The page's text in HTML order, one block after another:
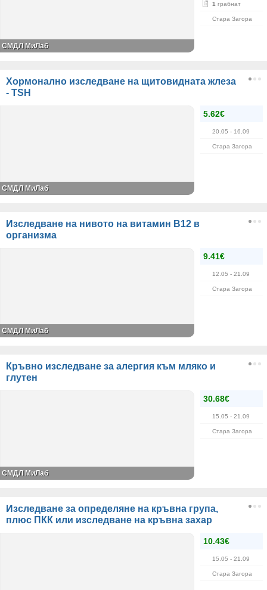
1 грабнат
Стара Загора
СМДЛ МиЛаб
Хормонално изследване на щитовидната жлеза
- TSH
5.62€
20.05 - 16.09
Стара Загора
СМДЛ МиЛаб
Изследване на нивото на витамин В12 в
организма
9.41€
12.05 - 21.09
Стара Загора
СМДЛ МиЛаб
Кръвно изследване за алергия към мляко и
глутен
30.68€
15.05 - 21.09
Стара Загора
СМДЛ МиЛаб
Изследване за определяне на кръвна група,
плюс ПКК или изследване на кръвна захар
10.43€
15.05 - 21.09
Стара Загора